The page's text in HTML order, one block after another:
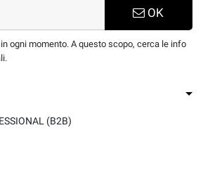
OK
ogni momento. A questo scopo, cerca le info
(B2B)